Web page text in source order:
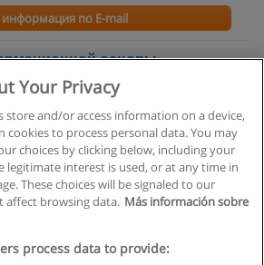
информация по E-mail
основы
информация по E-mail
Правила пользования
Your Privacy
store and/or access information on a device,
cookies to process personal data. You may
choices by clicking below, including your
legitimate interest is used, or at any time in
These choices will be signaled to our
affect browsing data. Más información sobre
process data to provide: